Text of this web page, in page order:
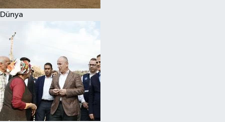
Dünya
Kadın
Kültür Sanat
Sağlık
Siyaset